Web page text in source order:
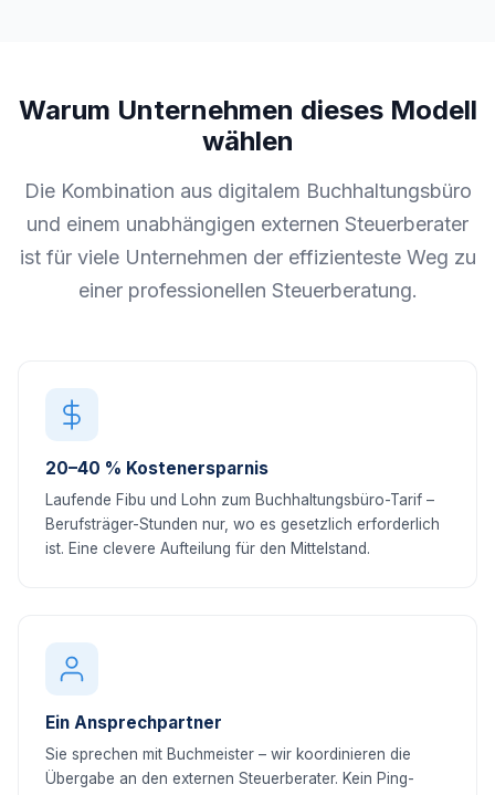
Warum Unternehmen dieses Modell
wählen
Die Kombination aus digitalem Buchhaltungsbüro
und einem unabhängigen externen Steuerberater
ist für viele Unternehmen der effizienteste Weg zu
einer professionellen Steuerberatung.
20–40 % Kostenersparnis
Laufende Fibu und Lohn zum Buchhaltungsbüro-Tarif –
Berufsträger-Stunden nur, wo es gesetzlich erforderlich
ist. Eine clevere Aufteilung für den Mittelstand.
Ein Ansprechpartner
Sie sprechen mit Buchmeister – wir koordinieren die
Übergabe an den externen Steuerberater. Kein Ping-